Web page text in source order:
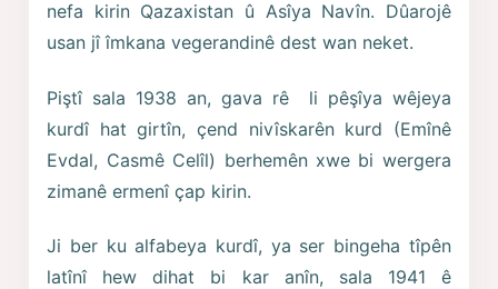
nefa kirin Qazaxistan û Asîya Navîn. Dûarojê
usan jî îmkana vegerandinê dest wan neket.
Piştî sala 1938 an, gava rê li pêşîya wêjeya
kurdî hat girtîn, çend nivîskarên kurd (Emînê
Evdal, Casmê Celîl) berhemên xwe bi wergera
zimanê ermenî çap kirin.
Ji ber ku alfabeya kurdî, ya ser bingeha tîpên
latînî hew dihat bi kar anîn, sala 1941 ê